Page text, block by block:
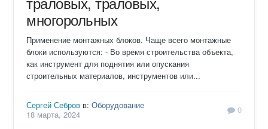
многорольных
Применение монтажных блоков. Чаще всего монтажные
блоки используются: - Во время строительства объекта,
как инструмент для поднятия или опускания
строительных материалов, инструментов или...
Сергей Себров в: Оборудование
18 марта, 2024
0